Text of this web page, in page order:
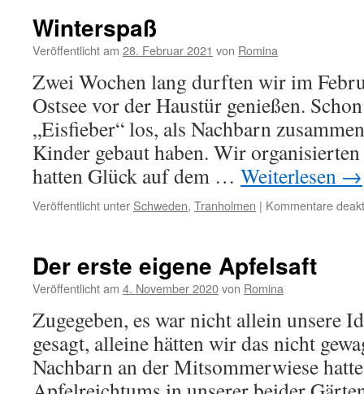
Winterspaß
Veröffentlicht am 28. Februar 2021 von Romina
Zwei Wochen lang durften wir im
Ostsee vor der Haustür genießen.
„Eisfieber“ los, als Nachbarn
Kinder gebaut haben. Wir
hatten Glück auf dem … Weiterlesen →
Veröffentlicht unter Schweden, Tranholmen | Kommentare
Der erste eigene Apfelsaft
Veröffentlicht am 4. November 2020von Romina
Zugegeben, es war nicht allein unsere
gesagt, alleine hätten wir das nicht
Nachbarn an der Mitsommerwiese